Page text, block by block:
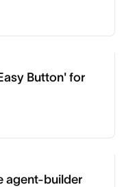
Button' for
agent-builder